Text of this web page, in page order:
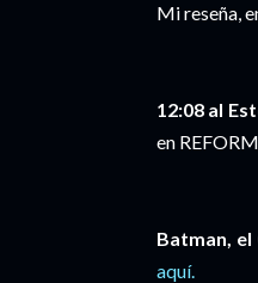
Mi reseña,
12:08 al
en
Batman, el
aquí.